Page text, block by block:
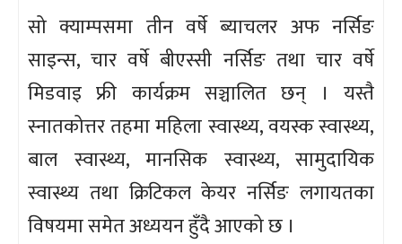
सो क्याम्पसमा तीन वर्षे ब्याचलर अफ नर्सिङ
साइन्स, चार वर्षे बीएस्सी नर्सिङ तथा चार वर्षे
मिडवाइ फ्री कार्यक्रम सञ्चालित छन् । यस्तै
स्नातकोत्तर तहमा महिला स्वास्थ्य, वयस्क स्वास्थ्य,
बाल स्वास्थ्य, मानसिक स्वास्थ्य, सामुदायिक
स्वास्थ्य तथा क्रिटिकल केयर नर्सिङ लगायतका
विषयमा समेत अध्ययन हुँदै आएको छ ।